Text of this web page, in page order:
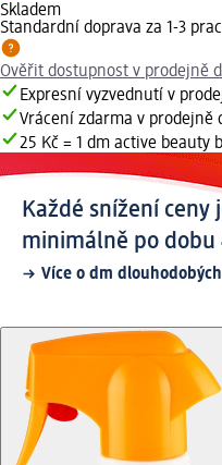
Skladem
Standardní doprava za 1-3
Ověřit dostupnost v prodejně
Expresní vyzvednutí v
Vrácení zdarma v prodejně
25 Kč = 1 dm active beauty
Každé snížení ceny
minimálně po dobu
Více o dm